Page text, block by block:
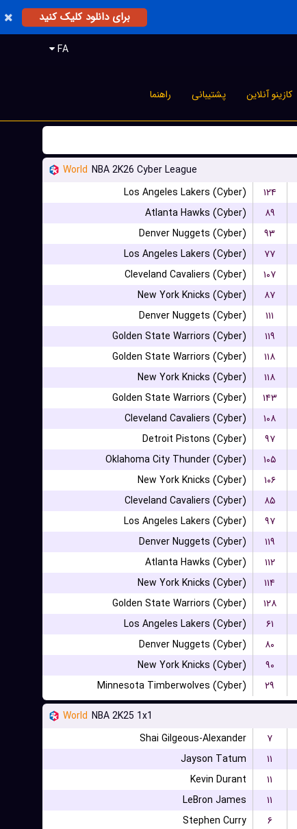
برای دانلود کلیک کنید
FA
کازینو آنلاین پشتیبانی راهنما
World NBA 2K26 Cyber League
Los Angeles Lakers (Cyber)
۱۲۴
Atlanta Hawks (Cyber)
۸۹
Denver Nuggets (Cyber)
۹۳
Los Angeles Lakers (Cyber)
۷۷
Cleveland Cavaliers (Cyber)
۱۰۷
New York Knicks (Cyber)
۸۷
Denver Nuggets (Cyber)
۱۱۱
Golden State Warriors (Cyber)
۱۱۹
Golden State Warriors (Cyber)
۱۱۸
New York Knicks (Cyber)
۱۱۸
Golden State Warriors (Cyber)
۱۴۳
Cleveland Cavaliers (Cyber)
۱۰۸
Detroit Pistons (Cyber)
۹۷
Oklahoma City Thunder (Cyber)
۱۰۵
New York Knicks (Cyber)
۱۰۶
Cleveland Cavaliers (Cyber)
۸۵
Los Angeles Lakers (Cyber)
۹۷
Denver Nuggets (Cyber)
۱۱۹
Atlanta Hawks (Cyber)
۱۱۲
New York Knicks (Cyber)
۱۱۴
Golden State Warriors (Cyber)
۱۲۸
Los Angeles Lakers (Cyber)
۶۱
Denver Nuggets (Cyber)
۸۰
New York Knicks (Cyber)
۹۰
Minnesota Timberwolves (Cyber)
۲۹
World NBA 2K25 1x1
Shai Gilgeous-Alexander
۷
Jayson Tatum
۱۱
Kevin Durant
۱۱
LeBron James
۱۱
Stephen Curry
۶